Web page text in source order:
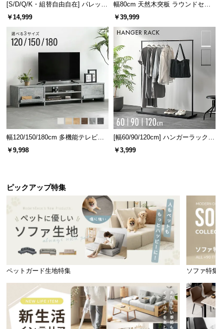
[S/D/Q/K・組替自由自在] パレット
ベッド 8/12/16枚セット
￥14,999
幅80cm 天然木突板 ラウンドセン
ターテーブル 美しい格子デザイン
￥39,999
幅120/150/180cm 多機能テレビボ
ード 木目/石目調 オープン収納・
￥9,998
[幅60/90/120cm] ハンガーラック
スチール 4段階高さ調節 サイドフ
￥3,999
ピックアップ特集
ペットガード生地特集 ソファ特集